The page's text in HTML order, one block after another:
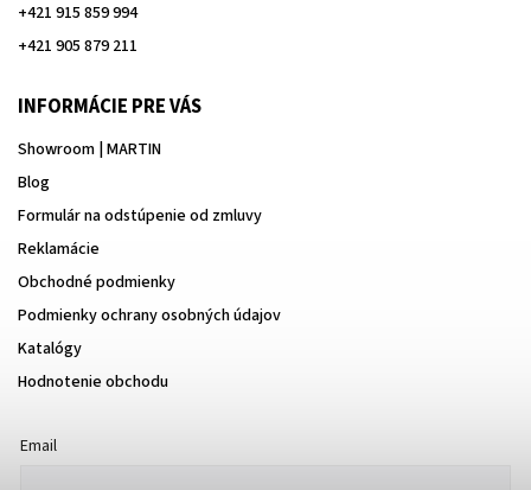
+421 915 859 994
+421 905 879 211
INFORMÁCIE PRE VÁS
Showroom | MARTIN
Blog
Formulár na odstúpenie od zmluvy
Reklamácie
Obchodné podmienky
Podmienky ochrany osobných údajov
Katalógy
Hodnotenie obchodu
Email